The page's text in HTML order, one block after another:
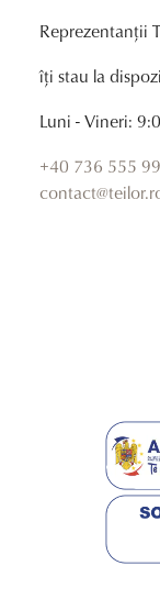
Reprezentanții
îți stau la
Luni - Vineri:
+40 736 555